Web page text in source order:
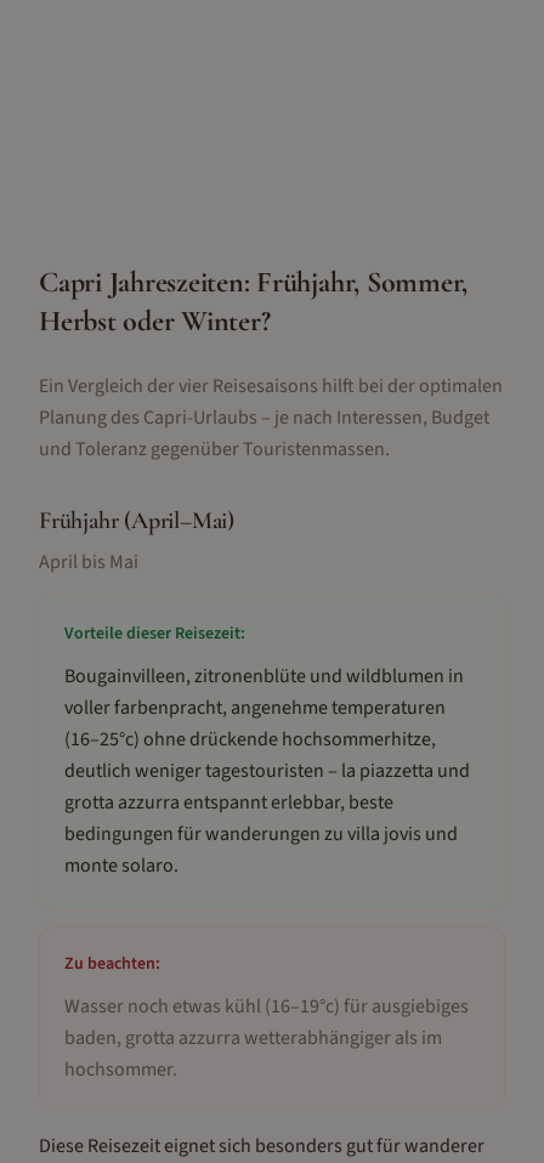
Capri Jahreszeiten: Frühjahr, Sommer,
Herbst oder Winter?
Ein Vergleich der vier Reisesaisons hilft bei der optimalen
Planung des Capri-Urlaubs – je nach Interessen, Budget
und Toleranz gegenüber Touristenmassen.
Frühjahr (April–Mai)
April bis Mai
Vorteile dieser Reisezeit:
Bougainvilleen, zitronenblüte und wildblumen in
voller farbenpracht, angenehme temperaturen
(16–25°c) ohne drückende hochsommerhitze,
deutlich weniger tagestouristen – la piazzetta und
grotta azzurra entspannt erlebbar, beste
bedingungen für wanderungen zu villa jovis und
monte solaro.
Zu beachten:
Wasser noch etwas kühl (16–19°c) für ausgiebiges
baden, grotta azzurra wetterabhängiger als im
hochsommer.
Diese Reisezeit eignet sich besonders gut fürwanderer